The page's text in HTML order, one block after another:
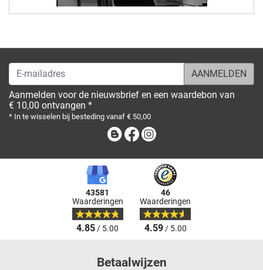
E-mailadres
Aanmelden voor de nieuwsbrief en een waardebon van
€ 10,00 ontvangen *
* In te wisselen bij besteding vanaf € 50,00
BlogFacebook
43581
Waarderingen
4.85/ 5.00
46
Waarderingen
4.59/ 5.00
Betaalwijzen